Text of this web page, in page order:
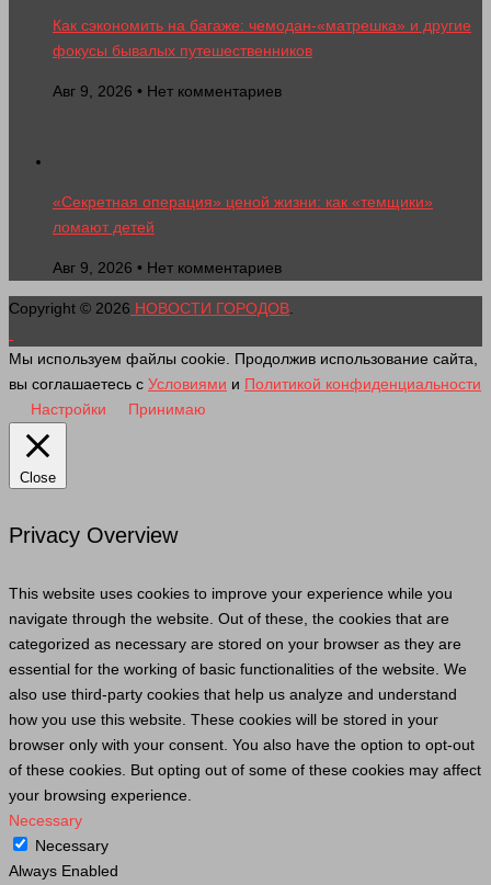
Как сэкономить на багаже: чемодан-«матрешка» и другие
фокусы бывалых путешественников
Авг 9, 2026 • Нет комментариев
«Секретная операция» ценой жизни: как «темщики»
ломают детей
Авг 9, 2026 • Нет комментариев
Copyright © 2026 НОВОСТИ ГОРОДОВ.
Мы используем файлы cookie. Продолжив использование сайта,
вы соглашаетесь с Условиями и Политикой конфиденциальности
Настройки
Принимаю
Close
Privacy Overview
This website uses cookies to improve your experience while you
navigate through the website. Out of these, the cookies that are
categorized as necessary are stored on your browser as they are
essential for the working of basic functionalities of the website. We
also use third-party cookies that help us analyze and understand
how you use this website. These cookies will be stored in your
browser only with your consent. You also have the option to opt-out
of these cookies. But opting out of some of these cookies may affect
your browsing experience.
Necessary
Necessary
Always Enabled